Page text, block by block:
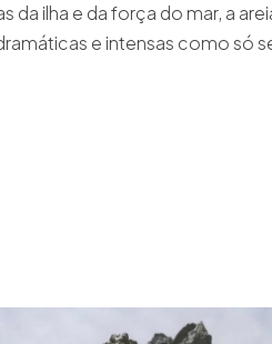
da ilha e da força do mar, a
e intensas como só